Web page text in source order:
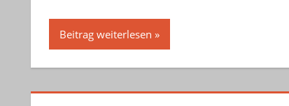
Beitrag weiterlesen